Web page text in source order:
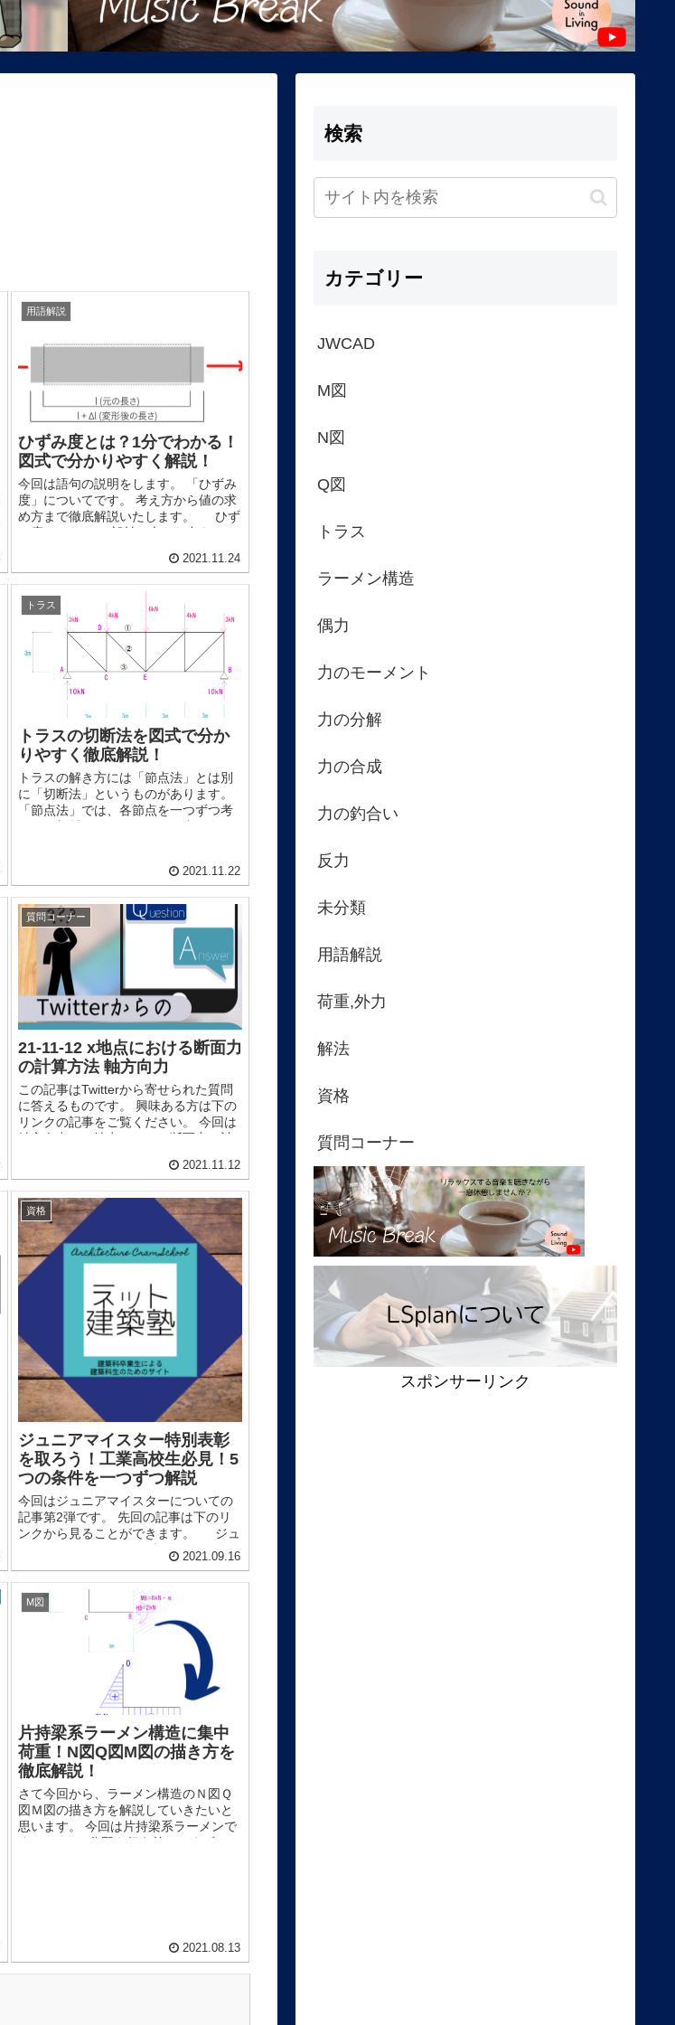
用語解説
ひずみ度とは？1分でわかる！
図式で分かりやすく解説！
今回は語句の説明をします。 「ひずみ
度」についてです。 考え方から値の求
め方まで徹底解説いたします。 ひず
み度ってなに？ 部材に大きな力をかけ
2021.11.24
トラス
トラスの切断法を図式で分か
りやすく徹底解説！
トラスの解き方には「節点法」とは別
に「切断法」というものがあります。
「節点法」では、各節点を一つずつ考
2021.11.22
質問コーナー
21-11-12 x地点における断面力
の計算方法 軸方向力
この記事はTwitterから寄せられた質問
に答えるものです。 興味ある方は下の
リンクの記事をご覧ください。 今回は
軸方向力のｘ地点における断面力の計
2021.11.12
資格
ジュニアマイスター特別表彰
を取ろう！工業高校生必見！5
つの条件を一つずつ解説
今回はジュニアマイスターについての
記事第2弾です。 先回の記事は下のリ
ンクから見ることができます。 ジュ
ニアマイスターには4種類ありました。
・ジュニアマイスターブロンズ(20点以
上30...
2021.09.16
M図
片持梁系ラーメン構造に集中
荷重！N図Q図M図の描き方を
徹底解説！
さて今回から、ラーメン構造のＮ図Ｑ
図Ｍ図の描き方を解説していきたいと
思います。 今回は片持梁系ラーメンで
す。 この分野を行う前に、まずはＮ
2021.08.13
検索
カテゴリー
JWCAD
M図
N図
Q図
トラス
ラーメン構造
偶力
力のモーメント
力の分解
力の合成
力の釣合い
反力
未分類
用語解説
荷重,外力
解法
資格
質問コーナー
スポンサーリンク